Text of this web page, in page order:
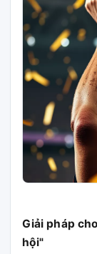
Giải pháp
hội"